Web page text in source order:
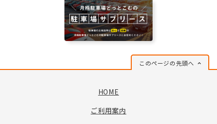
このページの先頭へ
HOME
ご利用案内